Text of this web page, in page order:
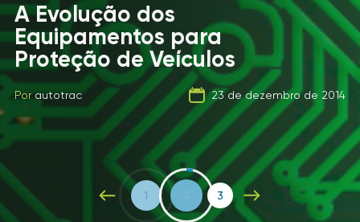
O que você sabe sobre o
combustível que a sua
frota usa?
Porautotrac 21 de setembro de 2019
A Evolução dos
Equipamentos para
Proteção de Veículos
Porautotrac 23 de dezembro de 2014
Carga Fracionada
Porautotrac 06 de fevereiro de 2020
3